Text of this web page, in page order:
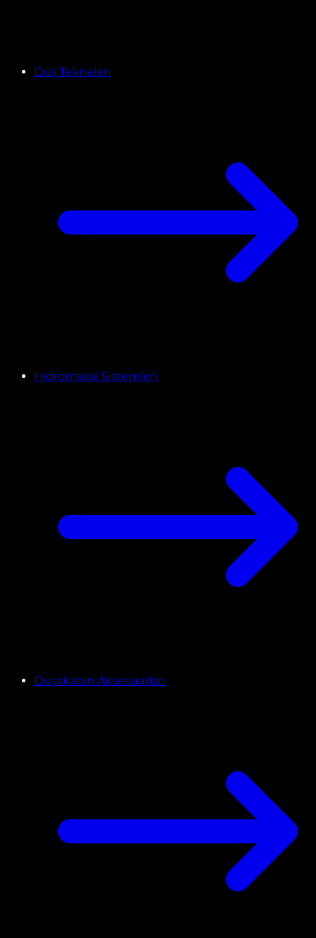
Duş Tekneleri
Hidromasaj Sistemleri
Duşakabin Aksesuarları